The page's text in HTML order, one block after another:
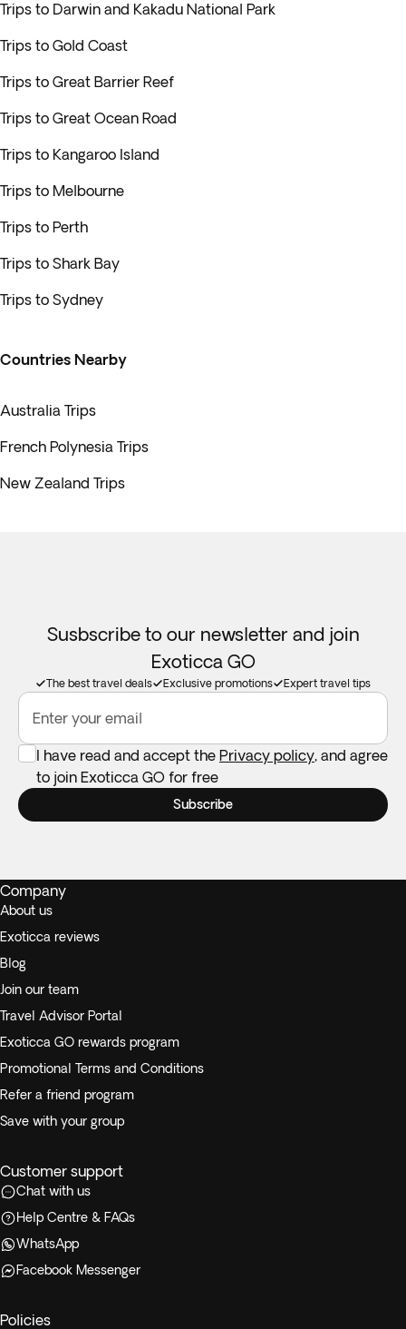
Trips to Darwin and Kakadu National Park
Trips to Gold Coast
Trips to Great Barrier Reef
Trips to Great Ocean Road
Trips to Kangaroo Island
Trips to Melbourne
Trips to Perth
Trips to Shark Bay
Trips to Sydney
Countries Nearby
Australia Trips
French Polynesia Trips
New Zealand Trips
Susbscribe to our newsletter and join
Exoticca GO
The best travel deals Exclusive promotions Expert travel tips
Enter your email
I have read and accept the Privacy policy, and agree
to join Exoticca GO for free
Subscribe
Company
About us
Exoticca reviews
Blog
Join our team
Travel Advisor Portal
Exoticca GO rewards program
Promotional Terms and Conditions
Refer a friend program
Save with your group
Customer support
Chat with us
Help Centre & FAQs
WhatsApp
Facebook Messenger
Policies